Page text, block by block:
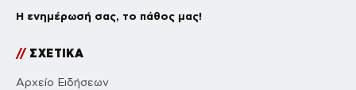
Η ενημέρωσή σας, το πάθος μας!
//ΣΧΕΤΙΚΑ
Αρχείο Ειδήσεων